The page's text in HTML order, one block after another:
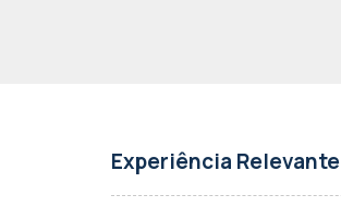
Experiência Relevante